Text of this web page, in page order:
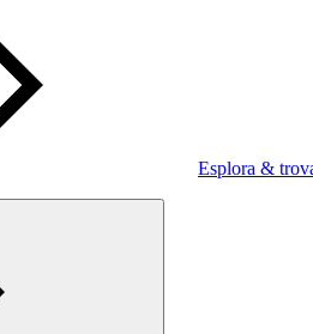
Esplora &